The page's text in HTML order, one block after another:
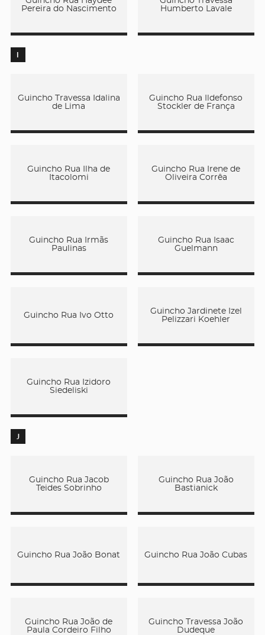
Pereira do Nascimento
Humberto Lavale
I
Guincho Travessa Idalina
de Lima
Guincho Rua Ildefonso
Stockler de França
Guincho Rua Ilha de
Itacolomi
Guincho Rua Irene de
Oliveira Corrêa
Guincho Rua Irmãs
Paulinas
Guincho Rua Isaac
Guelmann
Guincho Rua Ivo Otto
Guincho Jardinete Izel
Pelizzari Koehler
Guincho Rua Izidoro
Siedeliski
J
Guincho Rua Jacob
Teides Sobrinho
Guincho Rua João
Bastianick
Guincho Rua João Bonat Guincho Rua João Cubas
Guincho Rua João de
Paula Cordeiro Filho
Guincho Travessa João
Dudeque